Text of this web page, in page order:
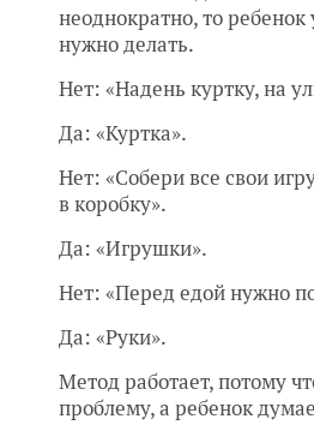
неоднократно, то ребенок
нужно делать.
Нет: «Надень куртку, на
Да: «Куртка».
Нет: «Собери все свои
в коробку».
Да: «Игрушки».
Нет: «Перед едой нужно
Да: «Руки».
Метод работает, потому
проблему, а ребенок